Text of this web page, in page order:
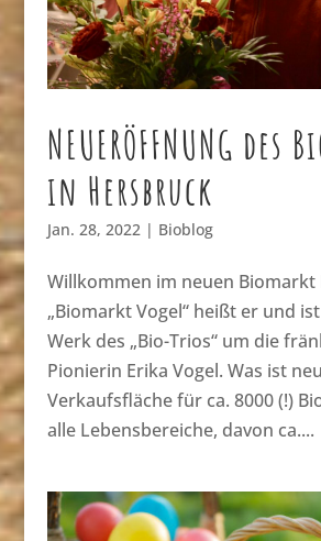
NEUERÖFFNUNG des
in Hersbruck
Jan. 28, 2022 | Bioblog
Willkommen im neuen Biomarkt
„Biomarkt Vogel“ heißt er und
Werk des „Bio-Trios“ um die
Pionierin Erika Vogel. Was ist
Verkaufsfläche für ca. 8000 (!)
alle Lebensbereiche, davon ca....